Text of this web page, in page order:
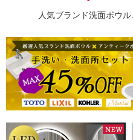
人気ブランド洗面ボウ